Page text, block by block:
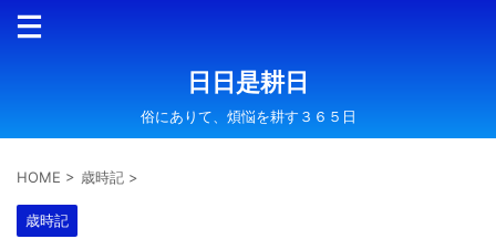
日日是耕日
俗にありて、煩悩を耕す３６５日
HOME > 歳時記 >
歳時記